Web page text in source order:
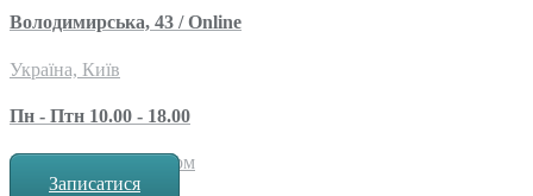
Володимирська, 43 / Online
Україна, Київ
Пн - Птн 10.00 - 18.00
за попереднім записом
Записатися